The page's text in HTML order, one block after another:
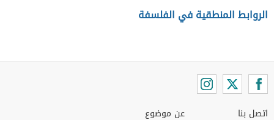
الروابط المنطقية في الفلسفة
اتصل بنا عن موضوع